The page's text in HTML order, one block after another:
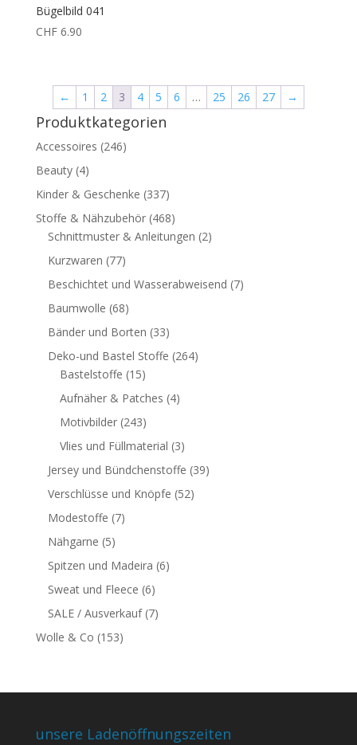
Bügelbild 041
CHF6.90
← 1 2 3 4 5 6 … 25 26 27 →
Produktkategorien
Accessoires (246)
Beauty (4)
Kinder & Geschenke (337)
Stoffe & Nähzubehör (468)
Schnittmuster & Anleitungen (2)
Kurzwaren (77)
Beschichtet und Wasserabweisend (7)
Baumwolle (68)
Bänder und Borten (33)
Deko-und Bastel Stoffe (264)
Bastelstoffe (15)
Aufnäher & Patches (4)
Motivbilder (243)
Vlies und Füllmaterial (3)
Jersey und Bündchenstoffe (39)
Verschlüsse und Knöpfe (52)
Modestoffe (7)
Nähgarne (5)
Spitzen und Madeira (6)
Sweat und Fleece (6)
SALE / Ausverkauf (7)
Wolle & Co (153)
unsere Ladenöffnungszeiten